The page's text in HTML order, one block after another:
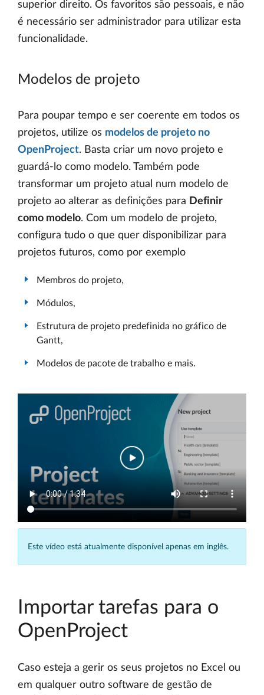
superior direito. Os favoritos são pessoais, e não
é necessário ser administrador para utilizar esta
funcionalidade.
Modelos de projeto
Para poupar tempo e ser coerente em todos os
projetos, utilize os modelos de projeto no
OpenProject. Basta criar um novo projeto e
guardá-lo como modelo. Também pode
transformar um projeto atual num modelo de
projeto ao alterar as definições para Definir
como modelo. Com um modelo de projeto,
configura tudo o que quer disponibilizar para
projetos futuros, como por exemplo
Membros do projeto,
Módulos,
Estrutura de projeto predefinida no gráfico de
Gantt,
Modelos de pacote de trabalho e mais.
Este vídeo está atualmente disponível apenas em inglês.
Importar tarefas para o
OpenProject
Caso esteja a gerir os seus projetos no Excel ou
em qualquer outro software de gestão de